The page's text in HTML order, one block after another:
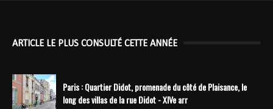
ARTICLE LE PLUS CONSULTÉ CETTE ANNÉE
Paris : Quartier Didot, promenade du côté de Plaisance, le
long des villas de la rue Didot - XIVe arr